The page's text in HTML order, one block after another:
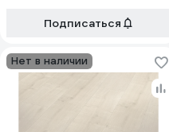
Подписаться
Нет в наличии